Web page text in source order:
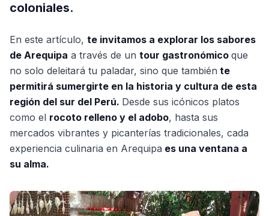
coloniales.
En este artículo, te invitamos a explorar los sabores
de Arequipa a través de un tour gastronómico que
no solo deleitará tu paladar, sino que también te
permitirá sumergirte en la historia y cultura de esta
región del sur del Perú. Desde sus icónicos platos
como el rocoto relleno y el adobo, hasta sus
mercados vibrantes y picanterías tradicionales, cada
experiencia culinaria en Arequipa es una ventana a
su alma.